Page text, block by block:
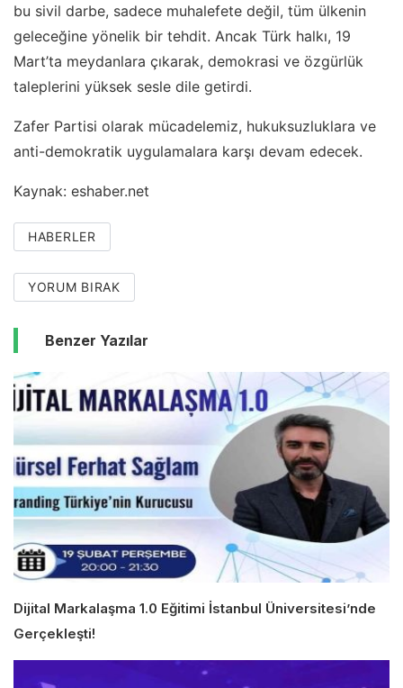
bu sivil darbe, sadece muhalefete değil, tüm ülkenin
geleceğine yönelik bir tehdit. Ancak Türk halkı, 19
Mart’ta meydanlara çıkarak, demokrasi ve özgürlük
taleplerini yüksek sesle dile getirdi.
Zafer Partisi olarak mücadelemiz, hukuksuzluklara ve
anti-demokratik uygulamalara karşı devam edecek.
Kaynak: eshaber.net
HABERLER
YORUM BIRAK
Benzer Yazılar
Dijital Markalaşma 1.0 Eğitimi İstanbul Üniversitesi’nde
Gerçekleşti!